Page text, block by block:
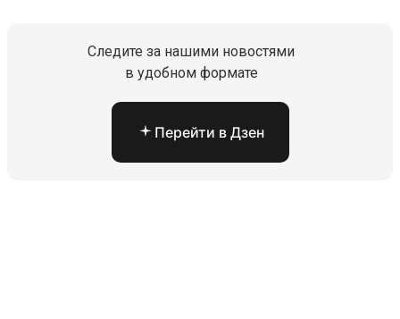
Следите за нашими новостями
в удобном формате
Перейти в Дзен